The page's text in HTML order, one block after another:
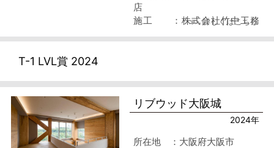
店
施工 ：株式会社竹中工務
店
>> 詳しくはこちら
T-1 LVL賞 2024
リブウッド大阪城
2024年
所在地 ：大阪府大阪市